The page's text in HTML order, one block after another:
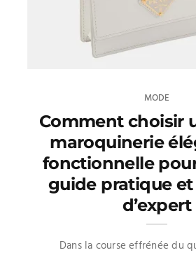
MODE
Comment choisir
maroquinerie
fonctionnelle
guide pratique
d’expert
Dans la course effrénée du